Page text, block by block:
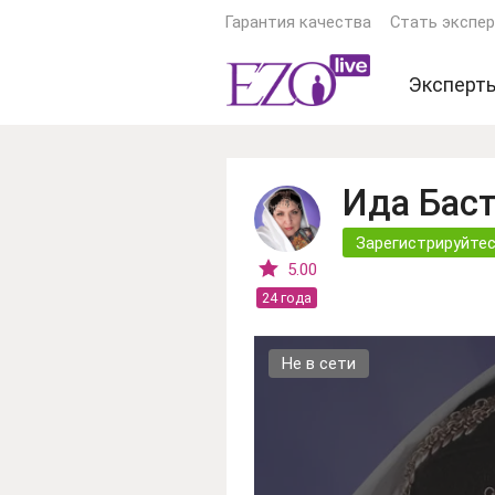
Гарантия качества Стать
Гадалки
Еще
5.00
24 года
Ида
Не в сети